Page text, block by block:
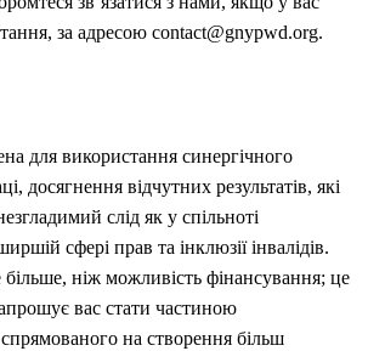
за адресою contact@gnypwd.org.
для використання синергічного
досягнення відчутних результатів, які
слід як у спільноті
сфері прав та інклюзії інвалідів.
ніж можливість фінансування; це
вас стати частиною
на створення більш